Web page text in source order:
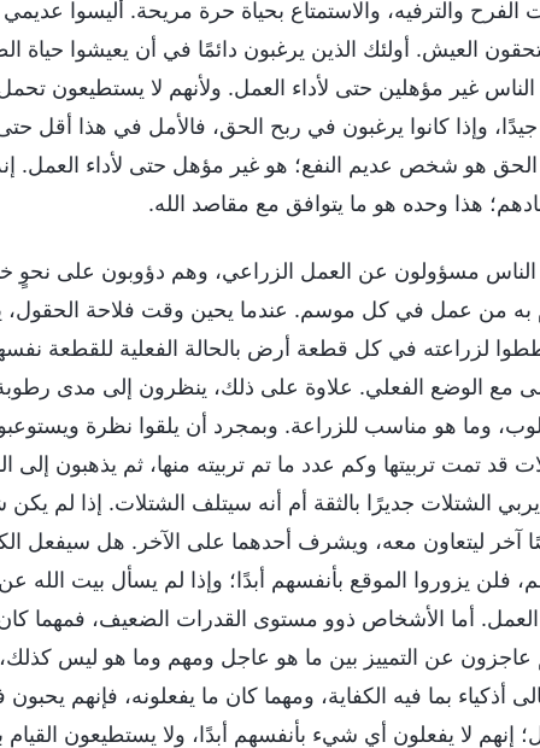
الفرح والترفيه، والاستمتاع بحياة حرة مريحة. أليسوا
العيش. أولئك الذين يرغبون دائمًا في أن يعيشوا حياة
الناس غير مؤهلين حتى لأداء العمل. ولأنهم لا يستطيعون
جيدًا، وإذا كانوا يرغبون في ربح الحق، فالأمل في هذا
هو شخص عديم النفع؛ هو غير مؤهل حتى لأداء العمل. إنه
هذا وحده هو ما يتوافق مع مقاصد الله.
مسؤولون عن العمل الزراعي، وهم دؤوبون على نحوٍ
به من عمل في كل موسم. عندما يحين وقت فلاحة
لزراعته في كل قطعة أرض بالحالة الفعلية للقطعة
مع الوضع الفعلي. علاوة على ذلك، ينظرون إلى مدى رطوبة
وما هو مناسب للزراعة. وبمجرد أن يلقوا نظرة
قد تمت تربيتها وكم عدد ما تم تربيته منها، ثم يذهبون
الشتلات جديرًا بالثقة أم أنه سيتلف الشتلات. إذا لم
ليتعاون معه، ويشرف أحدهما على الآخر. هل سيفعل
فلن يزوروا الموقع بأنفسهم أبدًا؛ وإذا لم يسأل بيت الله
أما الأشخاص ذوو مستوى القدرات الضعيف، فمهما كان
عاجزون عن التمييز بين ما هو عاجل ومهم وما هو ليس
أذكياء بما فيه الكفاية، ومهما كان ما يفعلونه، فإنهم
إنهم لا يفعلون أي شيء بأنفسهم أبدًا، ولا يستطيعون